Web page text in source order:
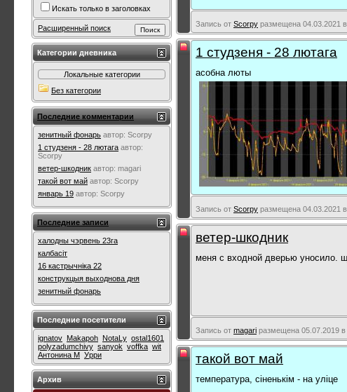
Запись от Scorpy размещена 04.03.2021
1 студзеня - 28 лютага
асобна люты
Запись от Scorpy размещена 04.03.2021
ветер-шкодник
меня с входной дверью уносило.
Запись от magari размещена 05.07.2019 в
такой вот май
температура, сіненькім - на уліце
Искать только в заголовках
Расширенный поиск
Категории дневника
Локальные категории
Без категории
Последние комментарии
зенитный фонарь автор: Scorpy
1 студзеня - 28 лютага автор:
Scorpy
ветер-шкодник автор: magari
такой вот май автор: Scorpy
январь 19 автор: Scorpy
Последние записи
халодны чэрвень 23га
калбасіт
16 кастрычніка 22
конструкцыя выходнова дня
зенитный фонарь
Последние посетители
ignatov Makapoh NotaLy ostal1601
polyzadumchivy sanyok voffka wit
Антонина М Урри
Архив